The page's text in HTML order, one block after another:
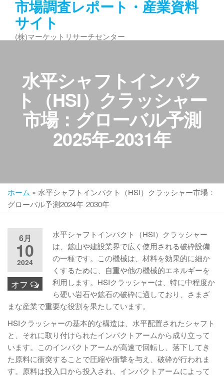
ン
市場調査レポート・産業資料
サイト
(株)マーケットリサーチセンター
水平シャフトインパク
ト（HSI）クラッシャー
市場：グローバル予測
2025年-2031年
ホーム » 水平シャフトインパクト（HSI）クラッシャー市場：
グローバル予測2024年-2030年
6月
10
2024
オフ
水平シャフトインパクト（HSI）クラッシャー
は、鉱山や建設業界で広く使用される破砕設備
の一種です。この機械は、材料を効果的に細か
くするために、自重や他の機械的エネルギーを
利用します。HSIクラッシャーは、特に中程度か
ら硬い岩石や鉱石の破砕に適しており、さまざ
まな産業で重要な役割を果たしています。
HSIクラッシャーの基本的な構造は、水平配置されたシャフト
と、それに取り付けられたインパクトアームから成り立って
います。このインパクトアームが高速で回転し、落下してき
た原料に衝突することで圧縮や衝撃を与え、破砕が行われま
す。原料は投入口から投入され、インパクトアームによって